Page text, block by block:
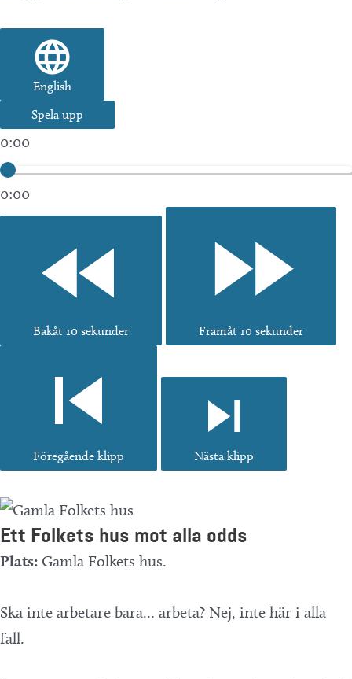
English
Spela upp
0:00
0:00
Bakåt 10 sekunder Framåt 10 sekunder
Föregående klipp Nästa klipp
Ett Folkets hus mot alla odds
Plats: Gamla Folkets hus.
Ska inte arbetare bara... arbeta? Nej, inte här i alla
fall.